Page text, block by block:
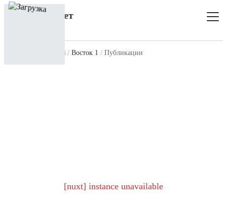
Все клубы Восток 1 Публикации
[nuxt] instance unavailable